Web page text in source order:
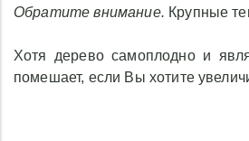
Обратите внимание. Крупные
Хотя дерево самоплодно и
помешает, если Вы хотите